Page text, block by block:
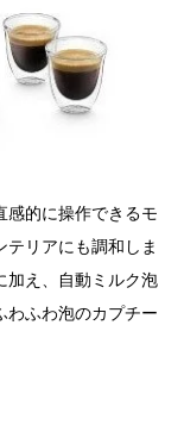
感的に操作できるモ
リアにも調和しま
加え、自動ミルク泡
ふわ泡のカプチー